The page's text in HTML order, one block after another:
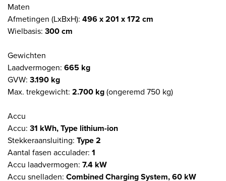
Maten
Afmetingen (LxBxH): 496 x 201 x 172 cm
Wielbasis: 300 cm
Gewichten
Laadvermogen: 665 kg
GVW: 3.190 kg
Max. trekgewicht: 2.700 kg(ongeremd 750 kg)
Accu
Accu: 31 kWh, Type lithium-ion
Stekkeraansluiting: Type 2
Aantal fasen acculader: 1
Accu laadvermogen: 7.4 kW
Accu snelladen: Combined Charging System, 60 kW